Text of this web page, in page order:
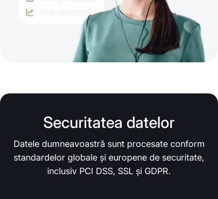
Securitatea datelor
Datele dumneavoastră sunt procesate conform
standardelor globale și europene de securitate,
inclusiv PCI DSS, SSL și GDPR.